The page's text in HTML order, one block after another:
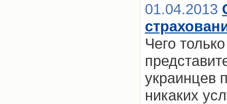
01.04.2013
Чего
украинцев
никаких